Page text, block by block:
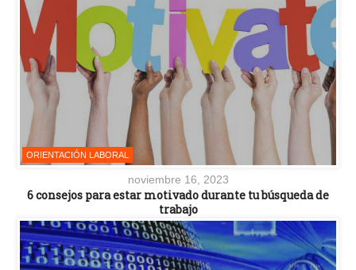
ORIENTACIÓN LABORAL
noviembre 16, 2023
6 consejos para estar motivado durante tu búsqueda de
trabajo